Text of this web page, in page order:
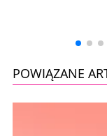
POWIĄZANE